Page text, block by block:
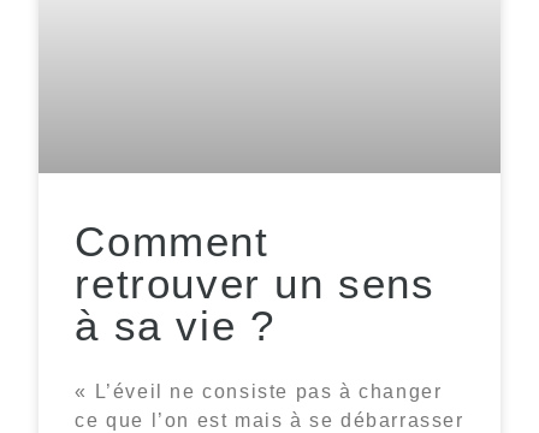
Comment
retrouver un sens
à sa vie ?
« L’éveil ne consiste pas à changer
ce que l’on est mais à se débarrasser